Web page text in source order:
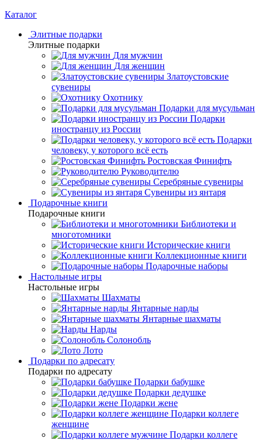
Каталог
Элитные подарки
Элитные подарки
Для мужчин
Для женщин
Златоустовские
сувениры
Охотнику
Подарки для мусульман
Подарки
иностранцу из России
Подарки
человеку, у которого всё есть
Ростовская Финифть
Руководителю
Серебряные сувениры
Сувениры из янтаря
Подарочные книги
Подарочные книги
Библиотеки и
многотомники
Исторические книги
Коллекционные книги
Подарочные наборы
Настольные игры
Настольные игры
Шахматы
Янтарные нарды
Янтарные шахматы
Нарды
Солонобль
Лото
Подарки по адресату
Подарки по адресату
Подарки бабушке
Подарки дедушке
Подарки жене
Подарки коллеге
женщине
Подарки коллеге